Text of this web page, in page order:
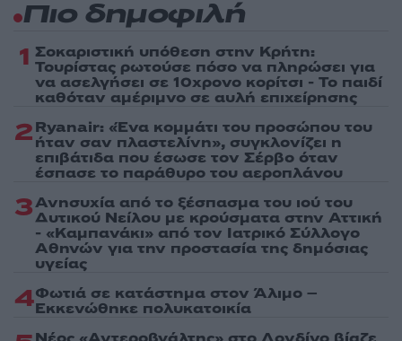
Πιο δημοφιλή
1 Σοκαριστική υπόθεση στην Κρήτη:
Τουρίστας ρωτούσε πόσο να πληρώσει για
να ασελγήσει σε 10χρονο κορίτσι - Το παιδί
καθόταν αμέριμνο σε αυλή επιχείρησης
2Ryanair: «Ένα κομμάτι του προσώπου του
ήταν σαν πλαστελίνη», συγκλονίζει η
επιβάτιδα που έσωσε τον Σέρβο όταν
έσπασε το παράθυρο του αεροπλάνου
3Ανησυχία από το ξέσπασμα του ιού του
Δυτικού Νείλου με κρούσματα στην Αττική
- «Καμπανάκι» από τον Ιατρικό Σύλλογο
Αθηνών για την προστασία της δημόσιας
υγείας
4Φωτιά σε κατάστημα στον Άλιμο –
Εκκενώθηκε πολυκατοικία